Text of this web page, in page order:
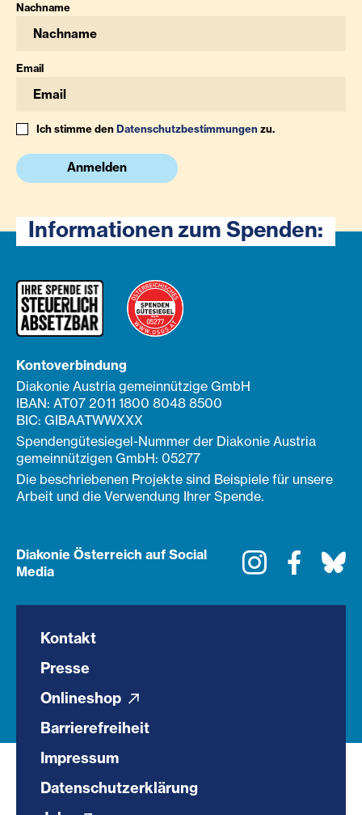
Nachname
Email
Ich stimme denDatenschutzbestimmungenzu.
Anmelden
Informationen zum Spenden:
Kontoverbindung
Diakonie Austria gemeinnützige GmbH
IBAN: AT07 2011 1800 8048 8500
BIC: GIBAATWWXXX
Spendengütesiegel-Nummer der Diakonie Austria
gemeinnützigen GmbH: 05277
Die beschriebenen Projekte sind Beispiele für unsere
Arbeit und die Verwendung Ihrer Spende.
Diakonie Österreich auf Social
Media
Instagram
Kontakt
Presse
Onlineshop
Barrierefreiheit
Impressum
Datenschutzerklärung